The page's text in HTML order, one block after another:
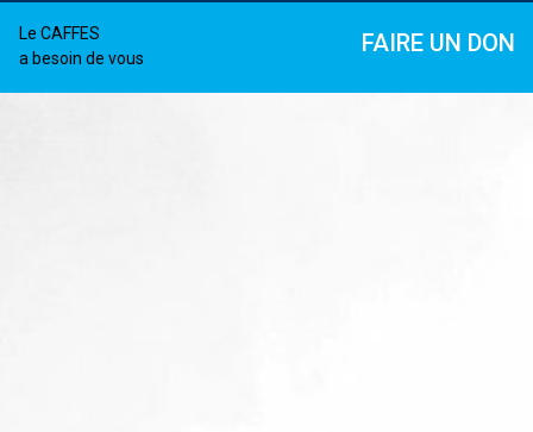
Le CAFFES
a besoin de vous
FAIRE UN DON